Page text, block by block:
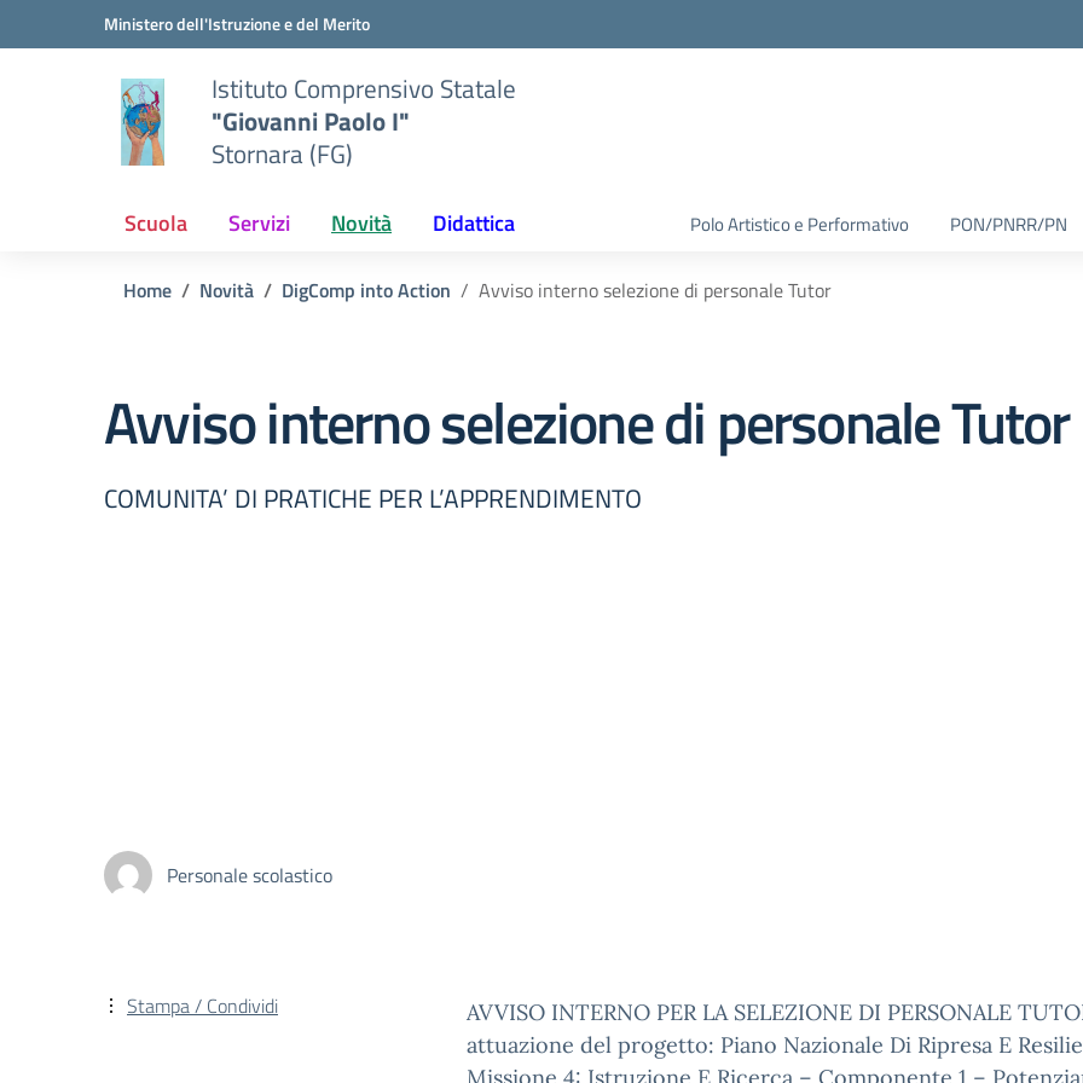
Vai ai contenuti
Vai al menu di navigazioneMinistero dell'Istruzione e del Merito
Istituto Comprensivo Statale
"Giovanni Paolo I"
Stornara (FG)
Scuola Servizi Novità Didattica Polo Artistico e Performativo PON/PNRR/PN
Home Novità DigComp into Action Avviso interno selezione di personale Tutor
Avviso interno selezione di personale Tutor
COMUNITA’ DI PRATICHE PER L’APPRENDIMENTO
Personale scolastico
AVVISO INTERNO PER LA SELEZIONE DI PERSONALE
attuazione del progetto: Piano Nazionale Di Ripresa E
Stampa / Condividi